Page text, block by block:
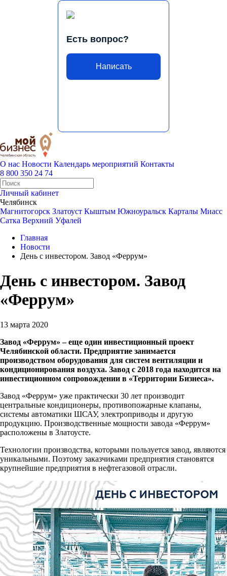
Есть вопрос?
Написать
О нас Новости Календарь мероприятий Контакты
8 800 350 24 74
Личный кабинет
Челябинск
Магнитогорск Златоуст Кыштым Южноуральск Карталы Миасс
Сатка Верхний Уфалей
Главная
Новости
День с инвестором. Завод «Феррум»
День с инвестором. Завод
«Феррум»
13 марта 2020
Завод «Феррум» – еще один инвестиционный проект
Челябинской области. Предприятие занимается
производством оборудования для систем вентиляции и
кондиционирования воздуха. Завод с 2018 года находится на
инвестиционном сопровождении в «Территории Бизнеса».
Завод «Феррум» уже практически 30 лет производит
центральные кондиционеры, противопожарные клапаны,
системы автоматики ШСАУ, электроприводы и другую
продукцию. Производственные мощности завода «Феррум»
расположены в Златоусте.
Технологии производства, которыми пользуется завод, являются
уникальными. Поэтому заказчиками предприятия становятся
крупнейшие предприятия в нефтегазовой отрасли.